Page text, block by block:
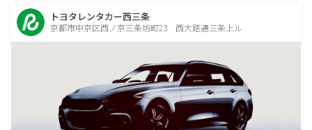
トヨタレンタカー西三条
京都市中京区西ノ京三条坊町23 西大路通三条上ル